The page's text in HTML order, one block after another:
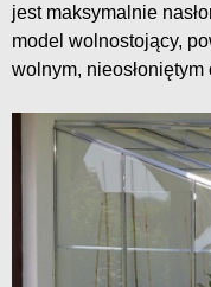
jest maksymalnie
model wolnostojący,
wolnym,